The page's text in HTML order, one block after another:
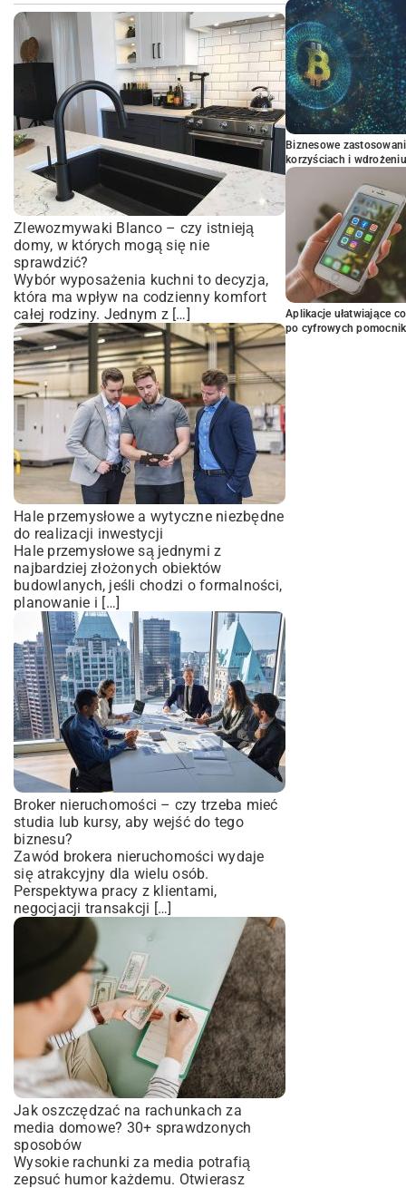
Zlewozmywaki Blanco – czy istnieją
domy, w których mogą się nie
sprawdzić?
Wybór wyposażenia kuchni to decyzja,
która ma wpływ na codzienny komfort
całej rodziny. Jednym z […]
Hale przemysłowe a wytyczne niezbędne
do realizacji inwestycji
Hale przemysłowe są jednymi z
najbardziej złożonych obiektów
budowlanych, jeśli chodzi o formalności,
planowanie i […]
Broker nieruchomości – czy trzeba mieć
studia lub kursy, aby wejść do tego
biznesu?
Zawód brokera nieruchomości wydaje
się atrakcyjny dla wielu osób.
Perspektywa pracy z klientami,
negocjacji transakcji […]
Jak oszczędzać na rachunkach za
media domowe? 30+ sprawdzonych
sposobów
Wysokie rachunki za media potrafią
zepsuć humor każdemu. Otwierasz
Biznesowe
korzyściach i wdrożeniu
Aplikacje ułatwiające
po cyfrowych